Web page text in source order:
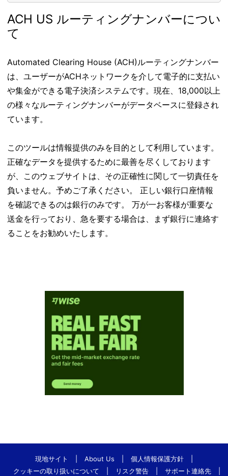
ACH US ルーティングナンバーについ
て
Automated Clearing House (ACH)ルーティングナンバー
は、ユーザーがACHネットワークを介して電子的に支払い
や集金ができる電子決済システムです。現在、18,000以上
の様々なルーティングナンバーがデータベースに登録され
ています。
このツールは情報提供のみを目的として利用しています。
正確なデータを提供するために最善を尽くしております
が、このウェブサイトは、その正確性に関して一切責任を
負いません。予めご了承ください。 正しい銀行口座情報
を確認できるのは銀行のみです。 万が一お客様が重要な
送金を行っており、急を要する場合は、まず銀行に連絡す
ることをお勧めいたします。
現地サイト About Us 個人情報保護方針
クッキーの取り扱いについて
リスク警告 サポート連絡先